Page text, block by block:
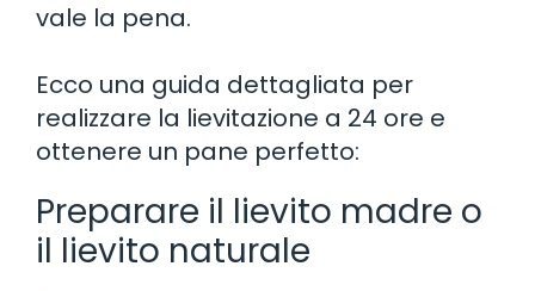
vale la pena.
Ecco una guida dettagliata per
realizzare la lievitazione a 24 ore e
ottenere un pane perfetto:
Preparare il lievito madre o
il lievito naturale